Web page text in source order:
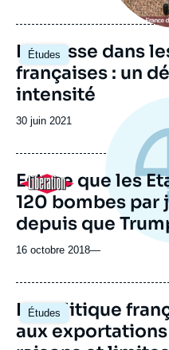
Études
Image
principale
La masse dans
françaises : un
intensité
Date
publication
30 juin 2021
Logo
Est-ce que les
120 bombes par
depuis que
16 octobre 2018—
Études
La politique
aux